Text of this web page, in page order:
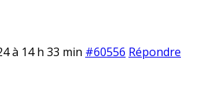
à 14 h 33 min #60556 Répondre